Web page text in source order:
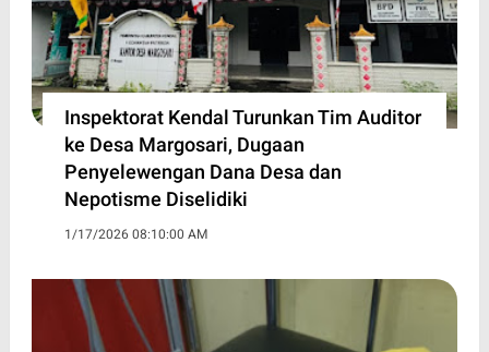
Inspektorat Kendal Turunkan Tim Auditor
ke Desa Margosari, Dugaan
Penyelewengan Dana Desa dan
Nepotisme Diselidiki
1/17/2026 08:10:00 AM